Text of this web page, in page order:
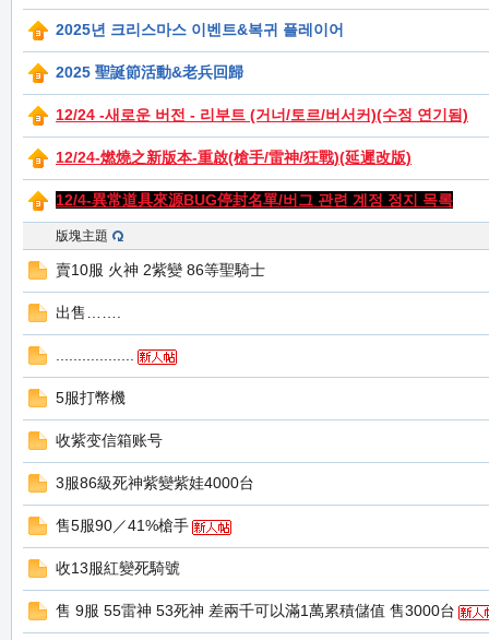
2025년 크리스마스 이벤트&복귀 플레이어
2025 聖誕節活動&老兵回歸
12/24 -새로운 버전 - 리부트 (거너/토르/버서커)(수정 연기됨)
12/24-燃燒之新版本-重啟(槍手/雷神/狂戰)(延遲改版)
12/4-異常道具來源BUG停封名單/버그 관련 계정 정지 목록
版塊主題
賣10服 火神 2紫變 86等聖騎士
出售…….
5服打幣機
收紫变信箱账号
3服86級死神紫變紫娃4000台
售5服90／41%槍手
收13服紅變死騎號
售 9服 55雷神 53死神 差兩千可以滿1萬累積儲值 售3000台